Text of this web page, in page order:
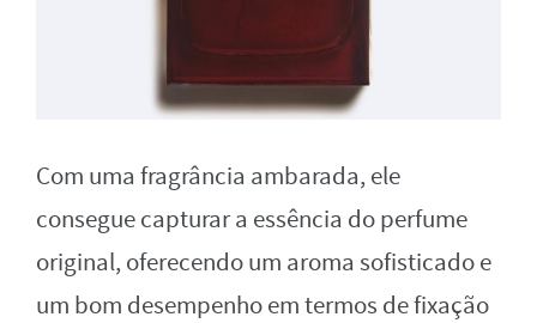
Com uma fragrância ambarada, ele
consegue capturar a essência do perfume
original, oferecendo um aroma sofisticado e
um bom desempenho em termos de fixação